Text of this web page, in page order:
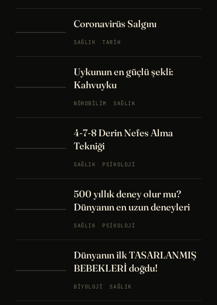
Coronavirüs Salgını
SAĞLIK TARIH
Uykunun en güçlü şekli:
Kahvuyku
NÖROBILIM SAĞLIK
4-7-8 Derin Nefes Alma
Tekniği
SAĞLIK PSIKOLOJI
500 yıllık deney olur mu?
Dünyanın en uzun deneyleri
SAĞLIK PSIKOLOJI
Dünyanın ilk TASARLANMIŞ
BEBEKLERİ doğdu!
BIYOLOJI SAĞLIK